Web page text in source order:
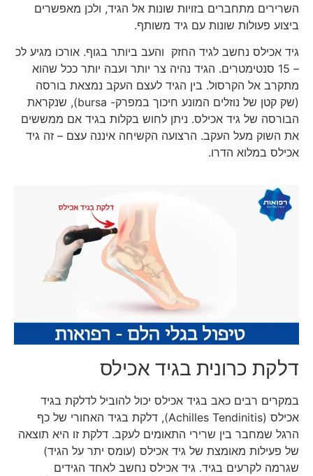
השרירים מתחברים בזויות שונות אל הגיד, ולכן מאפשרים
ביצוע פעולות שונות עם גיד משותף.
גיד אכילס נחשב לגיד החזק והעב ביותר בגוף. אורכו מגיע לכ
– 15 סנטימטרים. הגיד נהיה צר יותר ועבה יותר ככל שהוא
מתקרב אל הקרסול. בין הגיד לעצם העקב נמצאת בורסה
(שק קטן של נוזלים המונע חיכוך במפרק- bursa), שנקראת
הבורסה של גיד אכילס. ניתן לחוש בקלות בגיד אם ממששים
את השוק מעל העקב. הרצועה הקשיחה איננה עצם – זה גיד
אכילס במלוא הדרו.
דלקת כרונית בגיד אכילס
במקרים רבים כאב בגיד אכילס יכול להוביל לדלקת בגיד
אכילס (Achilles Tendinitis), דלקת בגיד האחורי של כף
הרגל שמחבר בין שרירי התאומים לעקב. דלקת זו היא תוצאה
של פעילות מאומצת של גיד אכילס (עומס יתר על הגיד)
שגרמה לקרעים בגיד. גיד אכילס נחשב לאחד הגידים